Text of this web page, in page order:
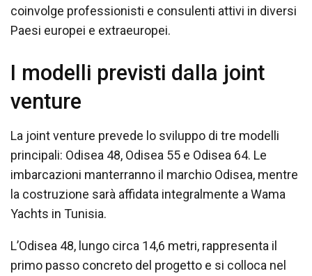
coinvolge professionisti e consulenti attivi in diversi
Paesi europei e extraeuropei.
I modelli previsti dalla joint
venture
La joint venture prevede lo sviluppo di tre modelli
principali: Odisea 48, Odisea 55 e Odisea 64. Le
imbarcazioni manterranno il marchio Odisea, mentre
la costruzione sarà affidata integralmente a Wama
Yachts in Tunisia.
L’Odisea 48, lungo circa 14,6 metri, rappresenta il
primo passo concreto del progetto e si colloca nel